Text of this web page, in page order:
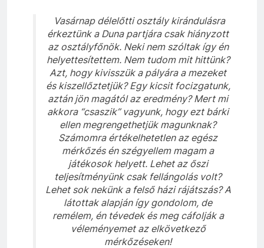
Vasárnap délelőtti osztály kirándulásra
érkeztünk a Duna partjára csak hiányzott
az osztályfőnök. Neki nem szóltak így én
helyettesítettem. Nem tudom mit hittünk?
Azt, hogy kivisszük a pályára a mezeket
és kiszellőztetjük? Egy kicsit focizgatunk,
aztán jön magától az eredmény? Mert mi
akkora “csaszik” vagyunk, hogy ezt bárki
ellen megrengethetjük magunknak?
Számomra értékelhetetlen az egész
mérkőzés én szégyellem magam a
játékosok helyett. Lehet az őszi
teljesítményünk csak fellángolás volt?
Lehet sok nekünk a felső házi rájátszás? A
látottak alapján így gondolom, de
remélem, én tévedek és meg cáfolják a
véleményemet az elkövetkező
mérkőzéseken!